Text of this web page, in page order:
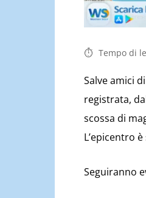
Tempo di
Salve amici
registrata,
scossa di
L’epicentro
Seguiranno